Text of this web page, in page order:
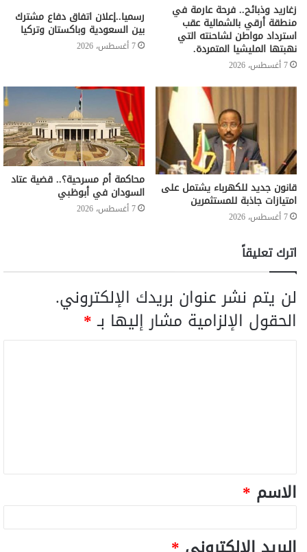
زغاريد وذبائح.. فرحة عارمة في
منطقة أرقي بالشمالية عقب
استرداد مواطن لشاحنته التي
نهبتها المليشيا المتمردة.
7 أغسطس، 2026
رسميا..إعلان اتفاق دفاع مشترك
بين السعودية وباكستان وتركيا
7 أغسطس، 2026
قانون جديد للكهرباء يشتمل على
امتيازات جاذبة للمستثمرين
7 أغسطس، 2026
محاكمة أم مسرحية؟.. قضية عتاد
السودان في أبوظبي
7 أغسطس، 2026
اترك تعليقاً
لن يتم نشر عنوان بريدك الإلكتروني.
الحقول الإلزامية مشار إليها بـ*
الاسم *